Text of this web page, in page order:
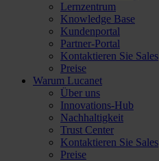
Lernzentrum
Knowledge Base
Kundenportal
Partner-Portal
Kontaktieren Sie Sales
Preise
Warum Lucanet
Über uns
Innovations-Hub
Nachhaltigkeit
Trust Center
Kontaktieren Sie Sales
Preise